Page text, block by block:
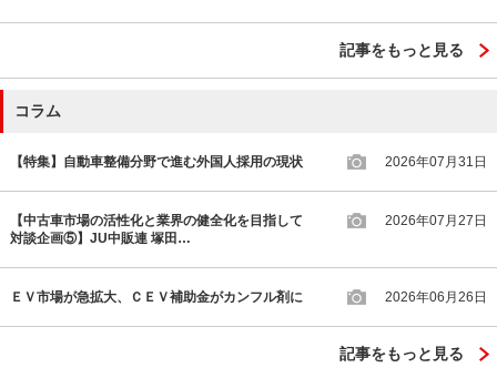
記事をもっと見る
コラム
【特集】自動車整備分野で進む外国人採用の現状 2026年07月31日
【中古車市場の活性化と業界の健全化を目指して
対談企画⑤】JU中販連 塚田…
2026年07月27日
ＥＶ市場が急拡大、ＣＥＶ補助金がカンフル剤に 2026年06月26日
記事をもっと見る